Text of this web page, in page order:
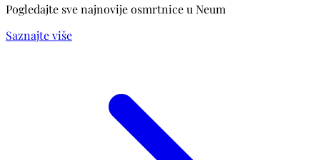
Pogledajte sve najnovije osmrtnice u Neum
Saznajte više